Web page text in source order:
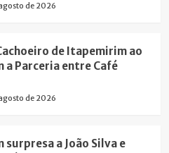
de 2026
de Itapemirim ao
a Parceria entre Café
de 2026
surpresa a João Silva e